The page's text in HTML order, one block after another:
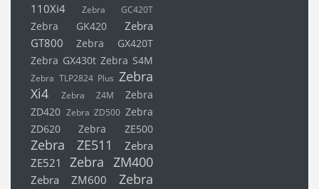
110Xi4
Zebra GC420T
Zebra GK420
Zebra
GT800
Zebra GX420T
Zebra GX430t Zebra S4M
Zebra TLP2824 Plus Zebra
Xi4
Zebra Z4M
Zebra
ZD420 Zebra ZD500 Zebra
ZD620
Zebra ZE500
Zebra ZE511
Zebra
ZE521
Zebra ZM400
Zebra ZM600
Zebra